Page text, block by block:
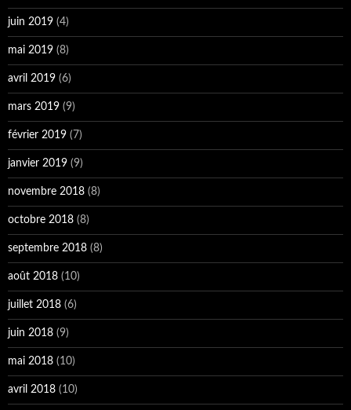
juin 2019 (4)
mai 2019 (8)
avril 2019 (6)
mars 2019 (9)
février 2019 (7)
janvier 2019 (9)
novembre 2018 (8)
octobre 2018 (8)
septembre 2018 (8)
août 2018 (10)
juillet 2018 (6)
juin 2018 (9)
mai 2018 (10)
avril 2018 (10)